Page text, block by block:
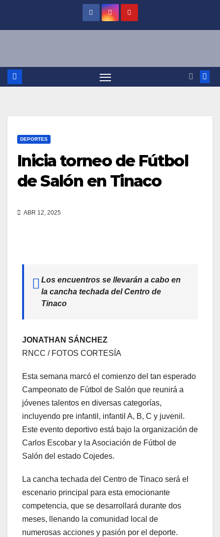
DEPORTES
Inicia torneo de Fútbol
de Salón en Tinaco
ABR 12, 2025
Los encuentros se llevarán a cabo en
la cancha techada del Centro de
Tinaco
JONATHAN SÁNCHEZ
RNCC / FOTOS CORTESÍA
Esta semana marcó el comienzo del tan esperado
Campeonato de Fútbol de Salón que reunirá a
jóvenes talentos en diversas categorías,
incluyendo pre infantil, infantil A, B, C y juvenil.
Este evento deportivo está bajo la organización de
Carlos Escobar y la Asociación de Fútbol de
Salón del estado Cojedes.
La cancha techada del Centro de Tinaco será el
escenario principal para esta emocionante
competencia, que se desarrollará durante dos
meses, llenando la comunidad local de
numerosas acciones y pasión por el deporte.